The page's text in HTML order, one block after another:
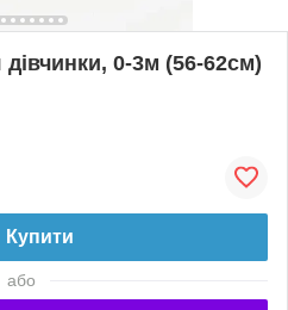
0-3м (56-62cм)
Купити
або